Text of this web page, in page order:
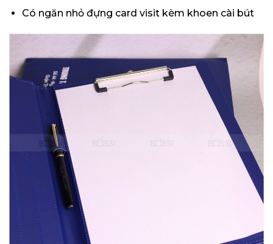
Có ngăn nhỏ đựng card visit kèm khoen cài bút